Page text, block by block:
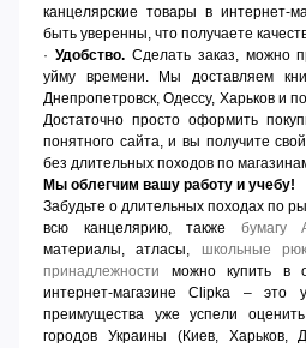
канцелярские товары в интернет-
быть уверенны, что получаете
· Удобство. Сделать заказ, можно
уйму времени. Мы доставляем
Днепропетровск, Одессу, Харьков и
Достаточно просто оформить
понятного сайта, и вы получите
без длительных походов по
Мы облегчим вашу работу и учебу!
Забудьте о длительных походах по
всю канцелярию, также
бумагу
материалы, атласы,
школьные
принадлежности
можно купить в
интернет-магазине Clipka –
преимущества уже успели
городов Украины (Киев, Харьков,